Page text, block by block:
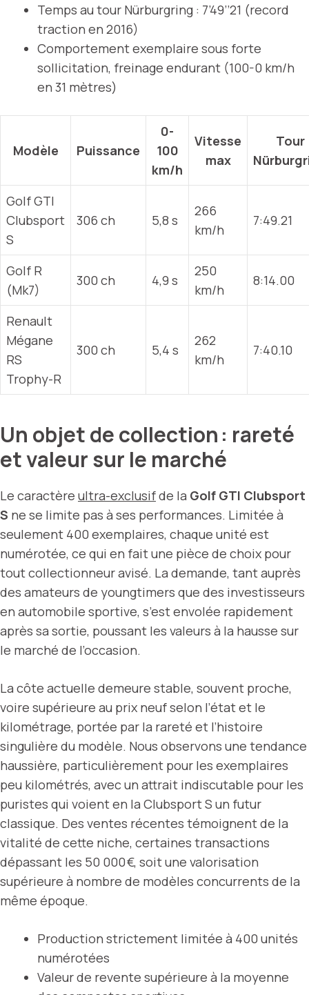
Temps au tour Nürburgring : 7’49’’21 (record
traction en 2016)
Comportement exemplaire sous forte
sollicitation, freinage endurant (100-0 km/h
en 31 mètres)
Modèle Puissance
0-
100
km/h
Vitesse
max
Tour
Golf GTI
Clubsport
S
306 ch 5,8 s
266
km/h
7:49.21
Golf R
(Mk7)
300 ch 4,9 s
250
km/h
8:14.00
Renault
Mégane
RS
Trophy-R
300 ch 5,4 s
262
km/h
7:40.10
Un objet de collection : rareté
et valeur sur le marché
Le caractère ultra-exclusifde la Golf GTI Clubsport
S ne se limite pas à ses performances. Limitée à
seulement 400 exemplaires, chaque unité est
numérotée, ce qui en fait une pièce de choix pour
tout collectionneur avisé. La demande, tant auprès
des amateurs de youngtimers que des investisseurs
en automobile sportive, s’est envolée rapidement
après sa sortie, poussant les valeurs à la hausse sur
le marché de l’occasion.
La côte actuelle demeure stable, souvent proche,
voire supérieure au prix neuf selon l’état et le
kilométrage, portée par la rareté et l’histoire
singulière du modèle. Nous observons une tendance
haussière, particulièrement pour les exemplaires
peu kilométrés, avec un attrait indiscutable pour les
puristes qui voient en la Clubsport S un futur
classique. Des ventes récentes témoignent de la
vitalité de cette niche, certaines transactions
dépassant les 50 000 €, soit une valorisation
supérieure à nombre de modèles concurrents de la
même époque.
Production strictement limitée à 400 unités
numérotées
Valeur de revente supérieure à la moyenne